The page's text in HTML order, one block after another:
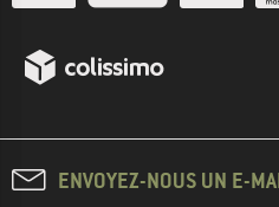
ENVOYEZ-NOUS UN E-